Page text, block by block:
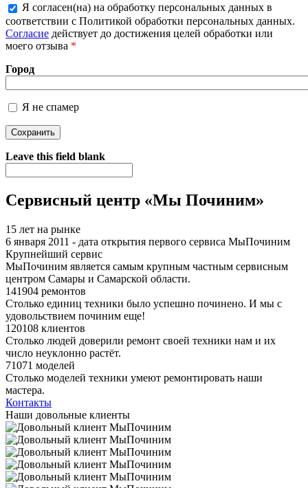
Более подробная информация о текстовых форматах
Я согласен(на) на обработку персональных данных в
соответствии с Политикой обработки персональных данных.
Согласие действует до достижения целей обработки или
моего отзыва *
Город
Я не спамер
Я спамер
Leave this field blank
Сервисный центр «Мы Починим»
15 лет на рынке
6 января 2011 - дата открытия первого сервиса МыПочиним
Крупнейший сервис
МыПочиним является самым крупным частным сервисным
центром Самары и Самарской области.
141904 ремонтов
Столько единиц техники было успешно починено. И мы с
удовольствием починим еще!
120108 клиентов
Столько людей доверили ремонт своей техники нам и их
число неуклонно растёт.
71071 моделей
Столько моделей техники умеют ремонтировать наши
мастера.
Контакты
Наши довольные клиенты